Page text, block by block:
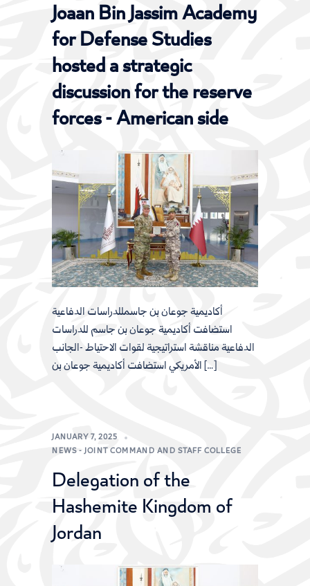
Joaan Bin Jassim Academy
for Defense Studies
hosted a strategic
discussion for the reserve
forces - American side
أكاديمية جوعان بن جاسمللدراسات الدفاعية
استضافت أكاديمية جوعان بن جاسم للدراسات
الدفاعية مناقشة استراتيجية لقوات الاحتياط -الجانب
الأمريكي استضافت أكاديمية جوعان بن […]
JANUARY 7, 2025
NEWS - JOINT COMMAND AND STAFF COLLEGE
Delegation of the
Hashemite Kingdom of
Jordan